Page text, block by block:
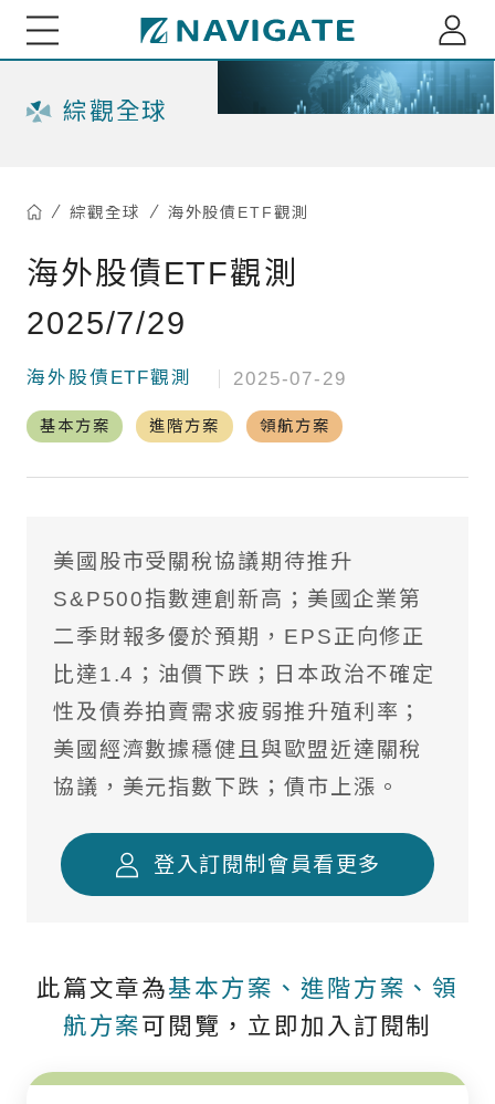
展新證券投資顧問股份有限公司 Navigate
關於我們
每月市場趨勢剖析
小老闆投資瞭望台
小老闆聊商業萬象
多重資產投組建議
精選台股投組建議
綜觀全球
海外股債ETF觀測
國際焦點黑馬個股
台股精選成長個股
國際名家深度觀察
全球不動產面面觀
聰明投資從這開始
基金資訊
重大訊息
綜觀全球
綜觀全球 海外股債ETF觀測
海外股債ETF觀測
2025/7/29
海外股債ETF觀測 2025-07-29
基本方案 進階方案 領航方案
美國股市受關稅協議期待推升
S&P500指數連創新高；美國企業第
二季財報多優於預期，EPS正向修正
比達1.4；油價下跌；日本政治不確定
性及債券拍賣需求疲弱推升殖利率；
美國經濟數據穩健且與歐盟近達關稅
協議，美元指數下跌；債市上漲。
登入訂閱制會員看更多
此篇文章為基本方案、進階方案、領
航方案可閱覽，立即加入訂閱制